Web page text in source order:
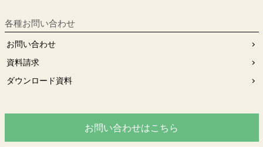
各種お問い合わせ
お問い合わせ
資料請求
ダウンロード資料
お問い合わせはこちら